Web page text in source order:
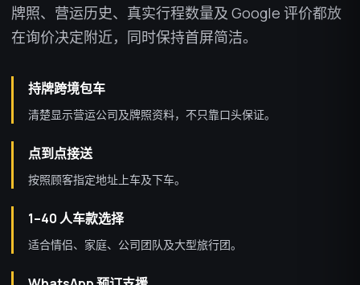
牌照、营运历史、真实行程数量及 Google 评价都放
在询价决定附近，同时保持首屏简洁。
持牌跨境包车
清楚显示营运公司及牌照资料，不只靠口头保证。
点到点接送
按照顾客指定地址上车及下车。
1–40 人车款选择
适合情侣、家庭、公司团队及大型旅行团。